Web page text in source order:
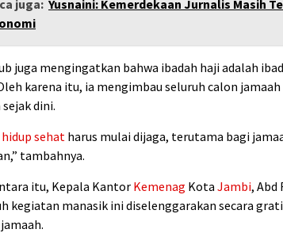
juga: Yusnaini: Kemerdekaan Jurnalis Masih
juga mengingatkan bahwa ibadah haji adalah
karena itu, ia mengimbau seluruh calon
dini.
hidup sehat harus mulai dijaga, terutama bagi
tambahnya.
itu, Kepala Kantor Kemenag Kota Jambi, Abd
kegiatan manasik ini diselenggarakan secara